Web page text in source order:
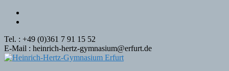
Tel. : +49 (0)361 7 91 15 52
E-Mail : heinrich-hertz-gymnasium@erfurt.de